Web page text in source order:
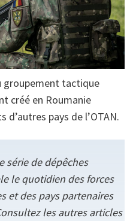
groupement tactique
créé en Roumanie
d’autres pays de l’OTAN.
série de dépêches
le quotidien des forces
et des pays partenaires
les autres articles